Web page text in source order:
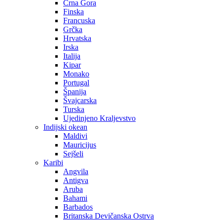
Crna Gora
Finska
Francuska
Grčka
Hrvatska
Irska
Italija
Kipar
Monako
Portugal
Španija
Švajcarska
Turska
Ujedinjeno Kraljevstvo
Indijski okean
Maldivi
Mauricijus
Sejšeli
Karibi
Angvila
Antigva
Aruba
Bahami
Barbados
Britanska Devičanska Ostrva